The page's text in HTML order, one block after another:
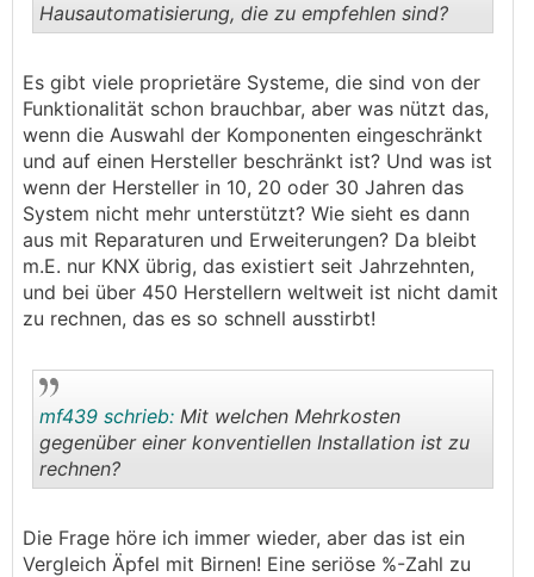
.
Hausautomatisierung, die zu empfehlen sind?
Es gibt viele proprietäre Systeme, die sind von der
Funktionalität schon brauchbar, aber was nützt das,
wenn die Auswahl der Komponenten eingeschränkt
und auf einen Hersteller beschränkt ist? Und was ist
wenn der Hersteller in 10, 20 oder 30 Jahren das
System nicht mehr unterstützt? Wie sieht es dann
aus mit Reparaturen und Erweiterungen? Da bleibt
m.E. nur KNX übrig, das existiert seit Jahrzehnten,
und bei über 450 Herstellern weltweit ist nicht damit
zu rechnen, das es so schnell ausstirbt!
mf439 schrieb: Mit welchen Mehrkosten
gegenüber einer konventiellen Installation ist zu
rechnen?
Die Frage höre ich immer wieder, aber das ist ein
Vergleich Äpfel mit Birnen! Eine seriöse %-Zahl zu